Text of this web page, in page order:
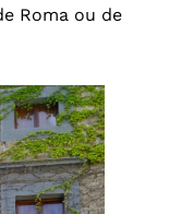
Roma ou de